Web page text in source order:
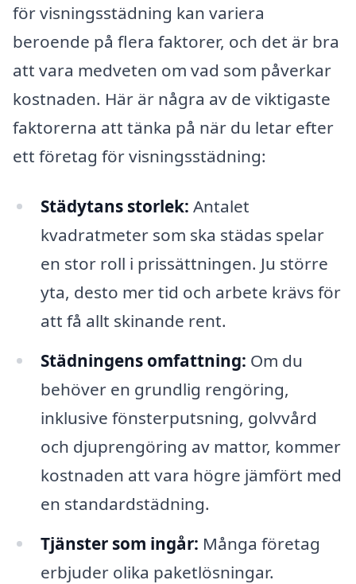
för visningsstädning kan variera
beroende på flera faktorer, och det är bra
att vara medveten om vad som påverkar
kostnaden. Här är några av de viktigaste
faktorerna att tänka på när du letar efter
ett företag för visningsstädning:
Städytans storlek: Antalet
kvadratmeter som ska städas spelar
en stor roll i prissättningen. Ju större
yta, desto mer tid och arbete krävs för
att få allt skinande rent.
Städningens omfattning: Om du
behöver en grundlig rengöring,
inklusive fönsterputsning, golvvård
och djuprengöring av mattor, kommer
kostnaden att vara högre jämfört med
en standardstädning.
Tjänster som ingår: Många företag
erbjuder olika paketlösningar.